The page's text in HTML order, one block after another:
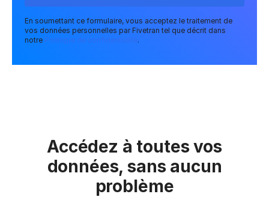
En soumettant ce formulaire, vous acceptez le traitement de
vos données personnelles par Fivetran tel que décrit dans
notre Politique de confidentialité .
Accédez à toutes vos
données, sans aucun
problème